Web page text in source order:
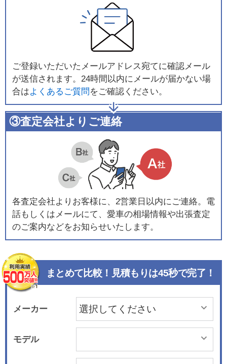
ご登録いただいたメールアドレス宛てに確認メール
が送信されます。24時間以内にメールが届かない場
合はよくあるご質問 をご確認ください。
③査定会社よりご連絡
各査定会社よりお客様に、2営業日以内にご連絡。電
話もしくはメールにて、愛車の相場情報や出張査定
のご案内などをお知らせいたします。
まとめて比較！見積もりは45秒で完了！
メーカー
モデル